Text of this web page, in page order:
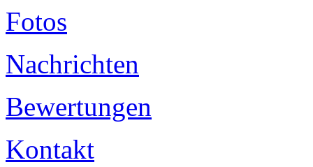
Fotos
Nachrichten
Bewertungen
Kontakt